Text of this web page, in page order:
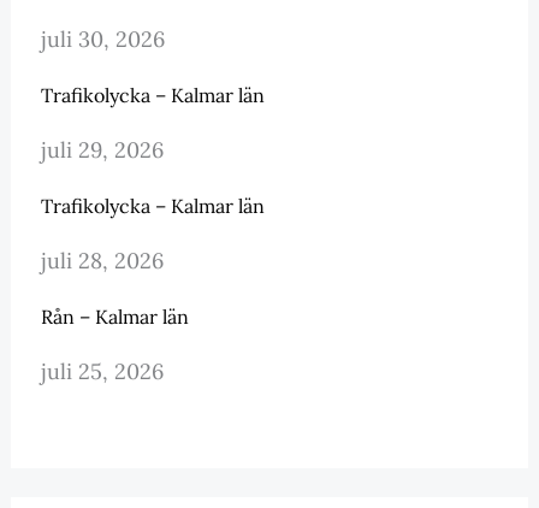
juli 30, 2026
Trafikolycka – Kalmar län
juli 29, 2026
Trafikolycka – Kalmar län
juli 28, 2026
Rån – Kalmar län
juli 25, 2026